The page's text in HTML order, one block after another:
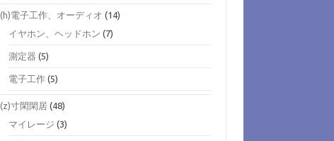
(h)電子工作、オーディオ (14)
イヤホン、ヘッドホン (7)
測定器 (5)
電子工作 (5)
(z)寸閑閑居 (48)
マイレージ (3)